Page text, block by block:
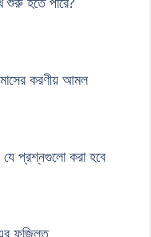
করণীয় আমল
প্রশ্নগুলো করা হবে
ফজিলত